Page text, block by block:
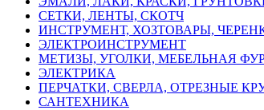
СЕТКИ, ЛЕНТЫ, СКОТЧ
ИНСТРУМЕНТ, ХОЗТОВАРЫ,
ЭЛЕКТРОИНСТРУМЕНТ
МЕТИЗЫ, УГОЛКИ, МЕБЕЛЬНАЯ
ЭЛЕКТРИКА
ПЕРЧАТКИ, СВЕРЛА, ОТРЕЗНЫЕ
САНТЕХНИКА